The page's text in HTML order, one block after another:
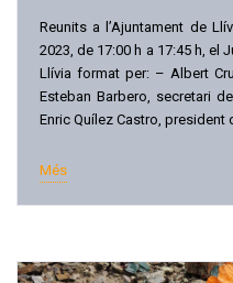
Reunits a l’Ajuntament de
2023, de 17:00 h a 17:45 h, el
Llívia format per: – Albert
Esteban Barbero, secretari
Enric Quílez Castro, president
Més